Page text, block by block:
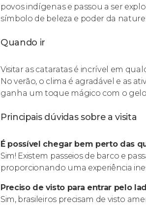
povos indígenas e passou a ser
símbolo de beleza e poder da
Quando ir
Visitar as cataratas é incrível em
No verão, o clima é agradável e as
ganha um toque mágico com o gelo
Principais dúvidas sobre a visita
É possível chegar bem perto das
Sim! Existem passeios de barco e
proporcionando uma experiência
Preciso de visto para entrar pelo
Sim, brasileiros precisam de visto